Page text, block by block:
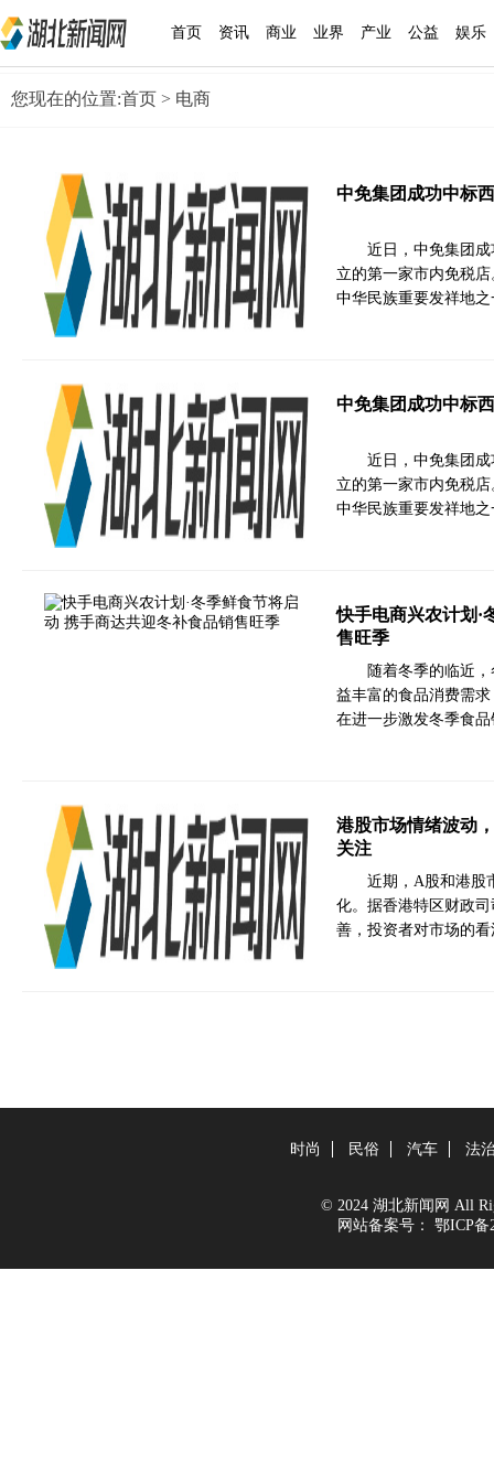
首页 资讯 商业 业界 产业 公益 娱乐
您现在的位置:首页 > 电商
中免集团成功中标
近日，中免集团
立的第一家市内免税
中华民族重要发祥地
中免集团成功中标
近日，中免集团
立的第一家市内免税
中华民族重要发祥地
快手电商兴农计划·
售旺季
随着冬季的临近
益丰富的食品消费需
在进一步激发冬季食
港股市场情绪波动
关注
近期，A股和港股
化。据香港特区财政
善，投资者对市场的
时尚 民俗 汽车 法
© 2024 湖北新闻网 All
网站备案号：
鄂ICP备